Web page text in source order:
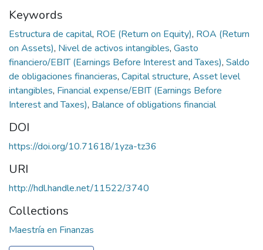
Keywords
Estructura de capital, ROE (Return on Equity), ROA (Return
on Assets), Nivel de activos intangibles, Gasto
financiero/EBIT (Earnings Before Interest and Taxes), Saldo
de obligaciones financieras, Capital structure, Asset level
intangibles, Financial expense/EBIT (Earnings Before
Interest and Taxes), Balance of obligations financial
DOI
https://doi.org/10.71618/1yza-tz36
URI
http://hdl.handle.net/11522/3740
Collections
Maestría en Finanzas